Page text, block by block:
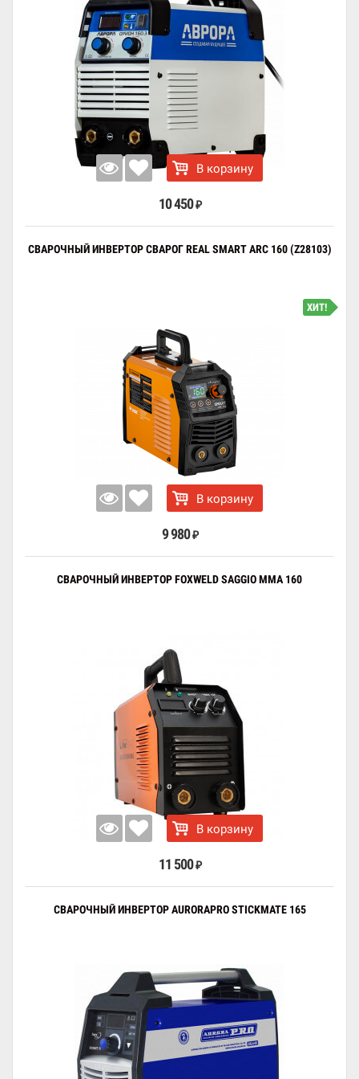
В корзину
10 450 ₽
СВАРОЧНЫЙ ИНВЕРТОР СВАРОГ REAL SMART ARC 160 (Z28103)
ХИТ!
В корзину
9 980 ₽
СВАРОЧНЫЙ ИНВЕРТОР FOXWELD SAGGIO MMA 160
В корзину
11 500 ₽
СВАРОЧНЫЙ ИНВЕРТОР AURORAPRO STICKMATE 165